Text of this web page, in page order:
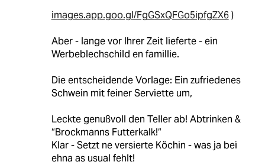
images.app.goo.gl/FgGSxQFGo5ipfgZX6)
Aber - lange vor Ihrer Zeit lieferte - ein
Werbeblechschild en famillie.
Die entscheidende Vorlage: Ein zufriedenes
Schwein mit feiner Serviette um,
Leckte genußvoll den Teller ab! Abtrinken &
“Brockmanns Futterkalk!“
Klar - Setzt ne versierte Köchin - was ja bei
ehna as usual fehlt!